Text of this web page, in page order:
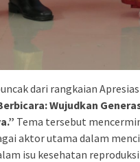
dari rangkaian
Wujudkan
Tema tersebut
aktor utama dalam
isu kesehatan